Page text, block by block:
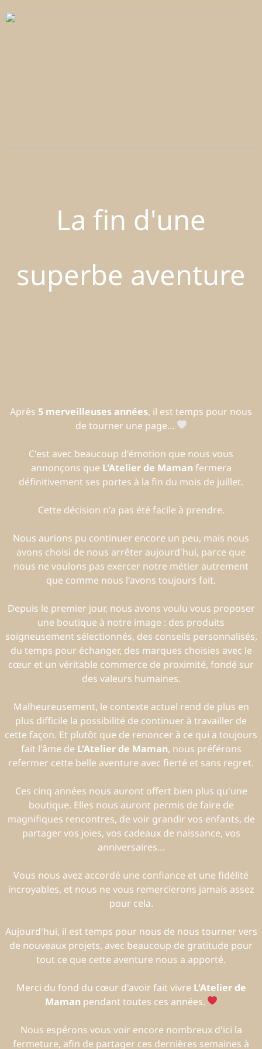
La fin d'une
superbe aventure
Après 5 merveilleuses années, il est temps pour nous
de tourner une page…
C'est avec beaucoup d'émotion que nous vous
annonçons que L'Atelier de Maman fermera
définitivement ses portes à la fin du mois de juillet.
Cette décision n'a pas été facile à prendre.
Nous aurions pu continuer encore un peu, mais nous
avons choisi de nous arrêter aujourd'hui, parce que
nous ne voulons pas exercer notre métier autrement
que comme nous l'avons toujours fait.
Depuis le premier jour, nous avons voulu vous proposer
une boutique à notre image : des produits
soigneusement sélectionnés, des conseils personnalisés,
du temps pour échanger, des marques choisies avec le
cœur et un véritable commerce de proximité, fondé sur
des valeurs humaines.
Malheureusement, le contexte actuel rend de plus en
plus difficile la possibilité de continuer à travailler de
cette façon. Et plutôt que de renoncer à ce qui a toujours
fait l'âme de L'Atelier de Maman, nous préférons
refermer cette belle aventure avec fierté et sans regret.
Ces cinq années nous auront offert bien plus qu'une
boutique. Elles nous auront permis de faire de
magnifiques rencontres, de voir grandir vos enfants, de
partager vos joies, vos cadeaux de naissance, vos
anniversaires…
Vous nous avez accordé une confiance et une fidélité
incroyables, et nous ne vous remercierons jamais assez
pour cela.
Aujourd'hui, il est temps pour nous de nous tourner vers
de nouveaux projets, avec beaucoup de gratitude pour
tout ce que cette aventure nous a apporté.
Merci du fond du cœur d'avoir fait vivre L'Atelier de
Maman pendant toutes ces années.
Nous espérons vous voir encore nombreux d'ici la
fermeture, afin de partager ces dernières semaines à